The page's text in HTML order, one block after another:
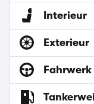
Interieur
Exterieur
Fahrwerk